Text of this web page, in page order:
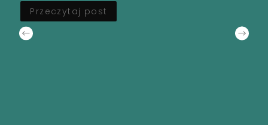
Przeczytaj post